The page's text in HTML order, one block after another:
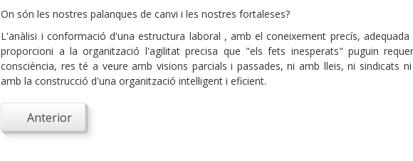
On són les nostres palanques de canvi i les nostres fortaleses?
L'anàlisi i conformació d'una estructura laboral , amb el coneixement precís,
proporcioni a la organització l'agilitat precisa que "els fets inesperats" puguin
consciència, res té a veure amb visions parcials i passades, ni amb lleis, ni sindicats
amb la construcció d'una organització intel·ligent i eficient.
Anterior